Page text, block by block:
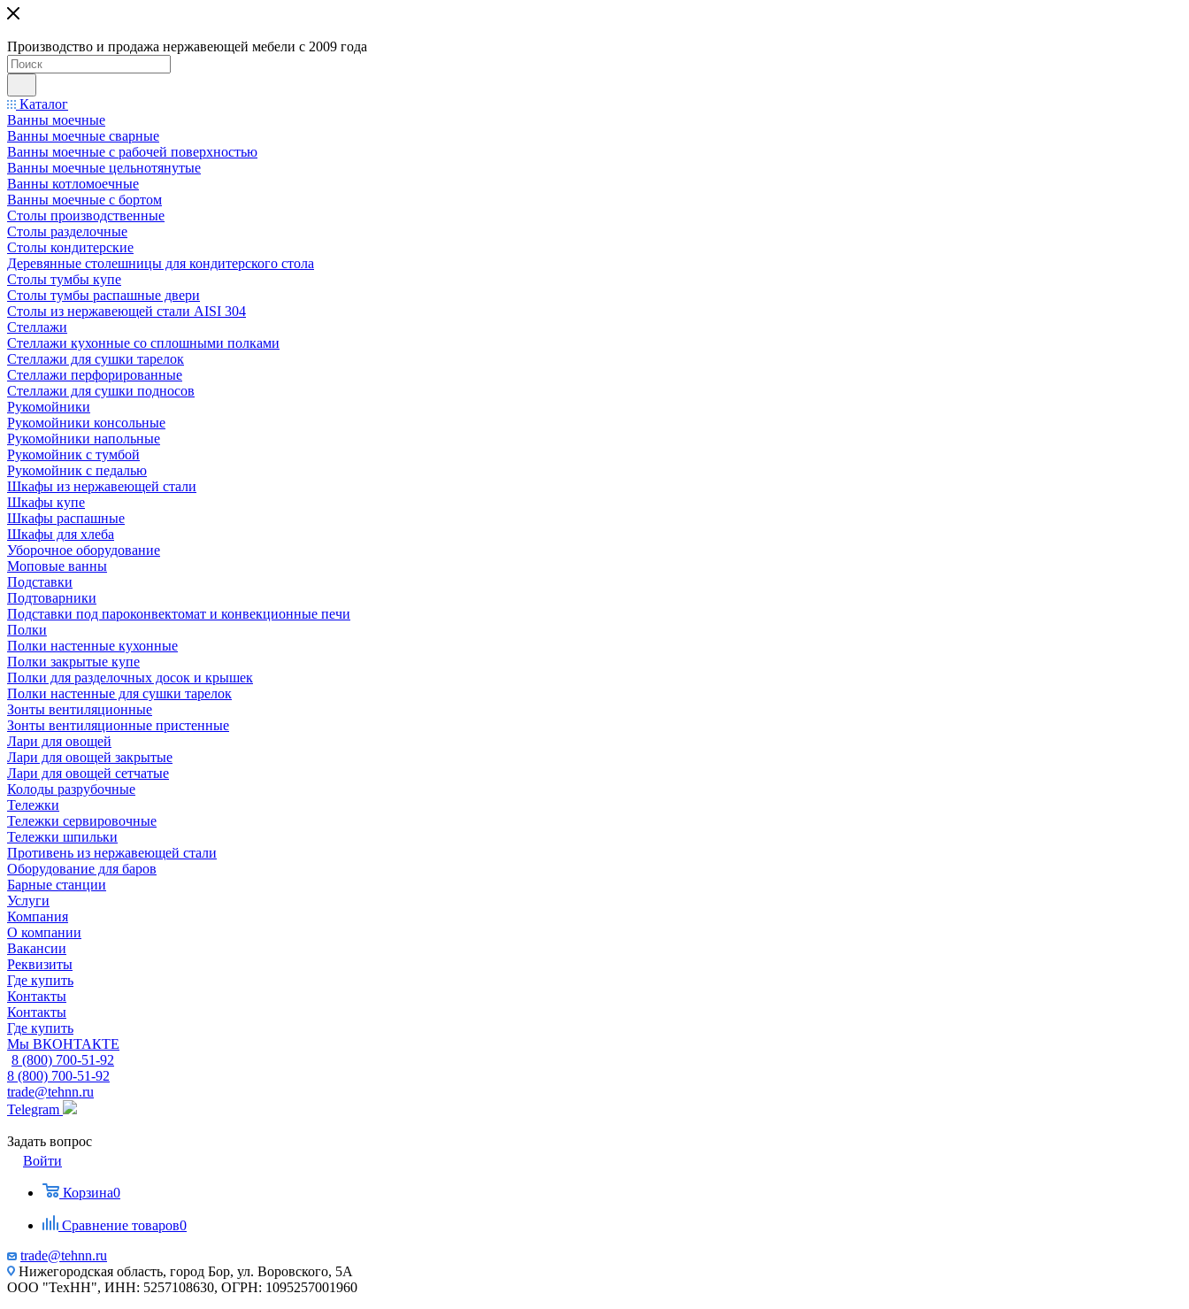
Производство и продажа нержавеющей мебели с 2009 года
Каталог
Ванны моечные
Ванны моечные сварные
Ванны моечные с рабочей поверхностью
Ванны моечные цельнотянутые
Ванны котломоечные
Ванны моечные с бортом
Столы производственные
Столы разделочные
Столы кондитерские
Деревянные столешницы для кондитерского стола
Столы тумбы купе
Столы тумбы распашные двери
Столы из нержавеющей стали AISI 304
Стеллажи
Стеллажи кухонные со сплошными полками
Стеллажи для сушки тарелок
Стеллажи перфорированные
Стеллажи для сушки подносов
Рукомойники
Рукомойники консольные
Рукомойники напольные
Рукомойник с тумбой
Рукомойник с педалью
Шкафы из нержавеющей стали
Шкафы купе
Шкафы распашные
Шкафы для хлеба
Уборочное оборудование
Моповые ванны
Подставки
Подтоварники
Подставки под пароконвектомат и конвекционные печи
Полки
Полки настенные кухонные
Полки закрытые купе
Полки для разделочных досок и крышек
Полки настенные для сушки тарелок
Зонты вентиляционные
Зонты вентиляционные пристенные
Лари для овощей
Лари для овощей закрытые
Лари для овощей сетчатые
Колоды разрубочные
Тележки
Тележки сервировочные
Тележки шпильки
Противень из нержавеющей стали
Оборудование для баров
Барные станции
Услуги
Компания
О компании
Вакансии
Реквизиты
Где купить
Контакты
Контакты
Где купить
Мы ВКОНТАКТЕ
8 (800) 700-51-92
8 (800) 700-51-92
trade@tehnn.ru
Telegram
Задать вопрос
Войти
Корзина0
Сравнение товаров0
trade@tehnn.ru
Нижегородская область, город Бор, ул. Воровского, 5А
ООО "ТехНН", ИНН: 5257108630, ОГРН: 1095257001960